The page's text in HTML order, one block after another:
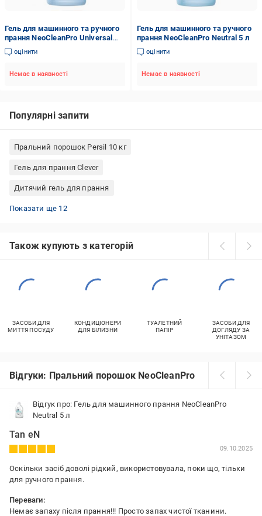
Гель для машинного та ручного
прання NeoCleanPro Universal
NCE0701050 5 л
оцінити
Немає в наявності
Гель для машинного та ручного
прання NeoCleanPro Neutral 5 л
оцінити
Немає в наявності
Популярні запити
Пральний порошок Persil 10 кг
Гель для прання Clever
Дитячий гель для прання
Гель для прання Milwa
Гель для прання Frosch
Гель для прання білих речей
Persil гель для прання
Wash&Free капсули для прання
Капсули для прання Miele
Гель для прання Soft
Гель для прання Perwoll
Гель для прання Galax
Alenka гель для прання
Гель для прання Grunwald
Гель для прання TORTILLA
Показати ще 12
Також купують з категорій
ЗАСОБИ ДЛЯ
МИТТЯ ПОСУДУ
КОНДИЦІОНЕРИ
ДЛЯ БІЛИЗНИ
ТУАЛЕТНИЙ
ПАПІР
ЗАСОБИ ДЛЯ
ДОГЛЯДУ ЗА
УНІТАЗОМ
Відгуки: Пральний порошок NeoCleanPro
Відгук про: Гель для машинного прання NeoCleanPro
Neutral 5 л
Tan eN
09.10.2025
Оскільки засіб доволі рідкий, використовувала, поки що, тільки
для ручного прання.
Переваги:
Немає запаху після прання!!! Просто запах чистої тканини.